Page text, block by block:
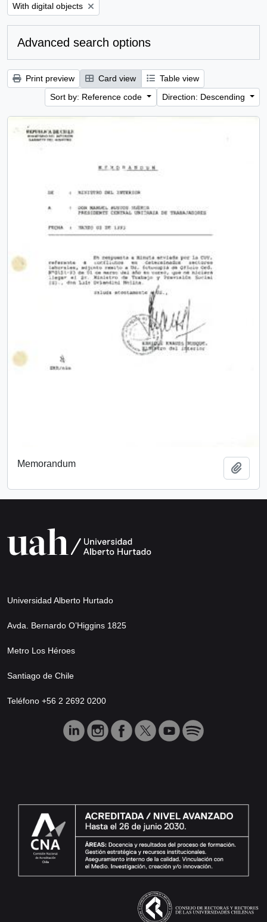
Remove filter:
With digital objects
Advanced search options
Print preview Card view
Table view
Sort by: Reference code
Direction: Descending
Memorandum
Universidad Alberto Hurtado
Avda. Bernardo O’Higgins 1825
Metro Los Héroes
Santiago de Chile
Teléfono +56 2 2692 0200